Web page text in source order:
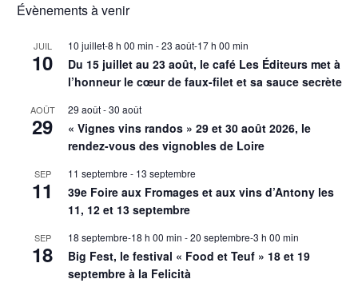
Évènements à venir
JUIL
10
10 juillet-8 h 00 min -23 août-17 h 00 min
Du 15 juillet au 23 août, le café Les Éditeurs met à
l’honneur le cœur de faux-filet et sa sauce secrète
AOÛT
29
29 août-30 août
« Vignes vins randos » 29 et 30 août 2026, le
rendez-vous des vignobles de Loire
SEP
11
11 septembre - 13 septembre
39e Foire aux Fromages et aux vins d’Antony les
11, 12 et 13 septembre
SEP
18
18 septembre-18 h 00 min -20 septembre-3 h 00 min
Big Fest, le festival « Food et Teuf » 18 et 19
septembre à la Felicità